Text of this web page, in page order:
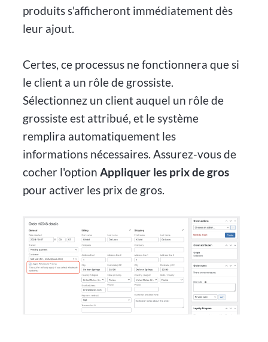
produits s'afficheront immédiatement dès
leur ajout.
Certes, ce processus ne fonctionnera que si
le client a un rôle de grossiste.
Sélectionnez un client auquel un rôle de
grossiste est attribué, et le système
remplira automatiquement les
informations nécessaires. Assurez-vous de
cocher l'optionAppliquer les prix de gros
pour activer les prix de gros.